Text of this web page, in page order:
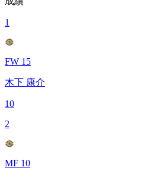
1
FW 15
木下 康介
10
2
MF 10